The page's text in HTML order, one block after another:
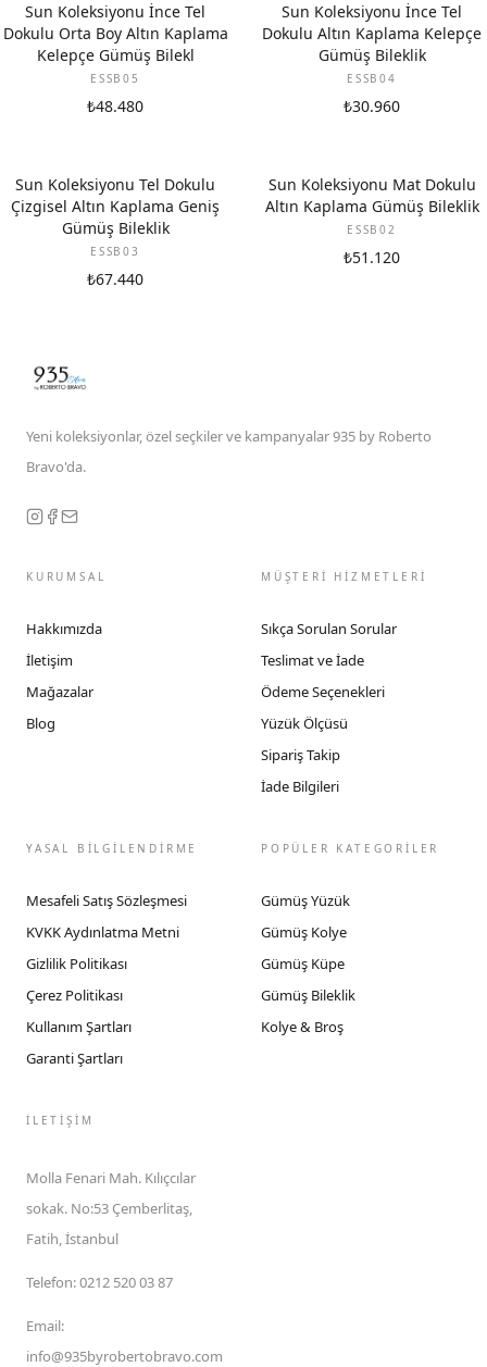
Sun Koleksiyonu İnce Tel
Dokulu Orta Boy Altın Kaplama
Kelepçe Gümüş Bilekl
ESSB05
₺48.480
Sun Koleksiyonu İnce Tel
Dokulu Altın Kaplama Kelepçe
Gümüş Bileklik
ESSB04
₺30.960
Sun Koleksiyonu Tel Dokulu
Çizgisel Altın Kaplama Geniş
Gümüş Bileklik
ESSB03
₺67.440
Sun Koleksiyonu Mat Dokulu
Altın Kaplama Gümüş Bileklik
ESSB02
₺51.120
Yeni koleksiyonlar, özel seçkiler ve kampanyalar 935 by Roberto
Bravo'da.
KURUMSAL
Hakkımızda
İletişim
Mağazalar
Blog
MÜŞTERİ HİZMETLERİ
Sıkça Sorulan Sorular
Teslimat ve İade
Ödeme Seçenekleri
Yüzük Ölçüsü
Sipariş Takip
İade Bilgileri
YASAL BİLGİLENDİRME
Mesafeli Satış Sözleşmesi
KVKK Aydınlatma Metni
Gizlilik Politikası
Çerez Politikası
Kullanım Şartları
Garanti Şartları
POPÜLER KATEGORİLER
Gümüş Yüzük
Gümüş Kolye
Gümüş Küpe
Gümüş Bileklik
Kolye & Broş
İLETIŞIM
Molla Fenari Mah. Kılıçcılar
sokak. No:53 Çemberlitaş,
Fatih, İstanbul
Telefon:0212 520 03 87
Email:
info@935byrobertobravo.com